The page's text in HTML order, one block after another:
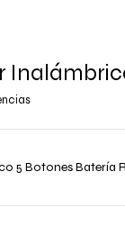
5 Botones Batería